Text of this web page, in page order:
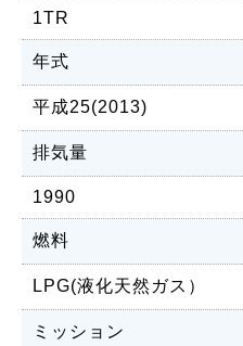
1TR
年式
平成25(2013)
排気量
1990
燃料
LPG(液化天然ガス）
ミッション